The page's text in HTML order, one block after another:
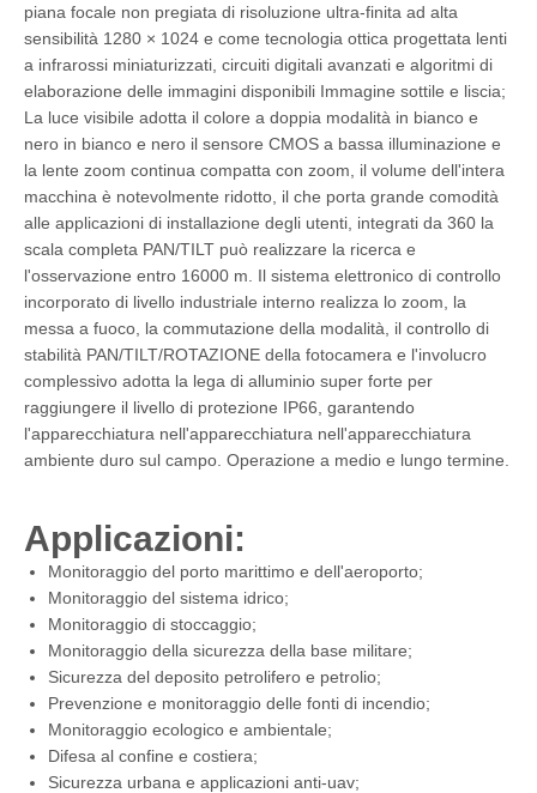
piana focale non pregiata di risoluzione ultra-finita ad alta
sensibilità 1280 × 1024 e come tecnologia ottica progettata lenti
a infrarossi miniaturizzati, circuiti digitali avanzati e algoritmi di
elaborazione delle immagini disponibili Immagine sottile e liscia;
La luce visibile adotta il colore a doppia modalità in bianco e
nero in bianco e nero il sensore CMOS a bassa illuminazione e
la lente zoom continua compatta con zoom, il volume dell'intera
macchina è notevolmente ridotto, il che porta grande comodità
alle applicazioni di installazione degli utenti, integrati da 360 la
scala completa PAN/TILT può realizzare la ricerca e
l'osservazione entro 16000 m. Il sistema elettronico di controllo
incorporato di livello industriale interno realizza lo zoom, la
messa a fuoco, la commutazione della modalità, il controllo di
stabilità PAN/TILT/ROTAZIONE della fotocamera e l'involucro
complessivo adotta la lega di alluminio super forte per
raggiungere il livello di protezione IP66, garantendo
l'apparecchiatura nell'apparecchiatura nell'apparecchiatura
ambiente duro sul campo. Operazione a medio e lungo termine.
Applicazioni:
Monitoraggio del porto marittimo e dell'aeroporto;
Monitoraggio del sistema idrico;
Monitoraggio di stoccaggio;
Monitoraggio della sicurezza della base militare;
Sicurezza del deposito petrolifero e petrolio;
Prevenzione e monitoraggio delle fonti di incendio;
Monitoraggio ecologico e ambientale;
Difesa al confine e costiera;
Sicurezza urbana e applicazioni anti-uav;